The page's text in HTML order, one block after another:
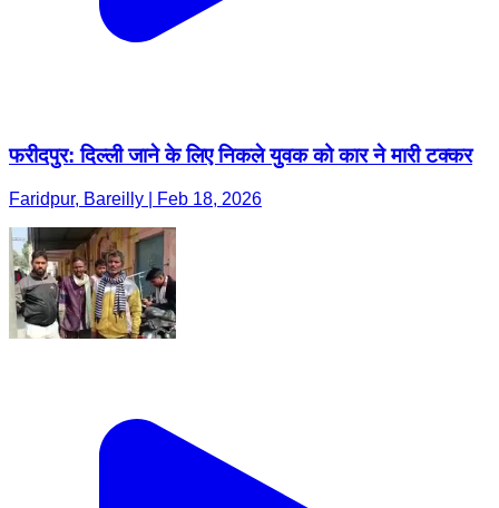
फरीदपुर: दिल्ली जाने के लिए निकले युवक को कार ने मारी टक्कर
Faridpur, Bareilly | Feb 18, 2026